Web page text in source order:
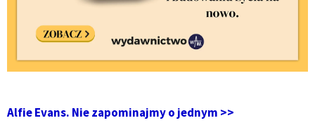
Alfie Evans. Nie zapominajmy o jednym >>